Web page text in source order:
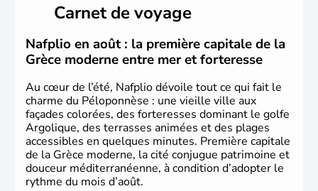
l'invention des Jeux Olympiques en 776 avant J.C. Le 25
mars 1820 sonne le début de la Guerre d'indépendance,
aujourd'hui date de la fête nationale grecque. La Grèce
est définitivement reconnue comme état indépendant à
partir de 1830.
Carnet de voyage
Nafplio en août : la première capitale de la
Grèce moderne entre mer et forteresse
Au cœur de l’été, Nafplio dévoile tout ce qui fait le
charme du Péloponnèse : une vieille ville aux
façades colorées, des forteresses dominant le golfe
Argolique, des terrasses animées et des plages
accessibles en quelques minutes. Première capitale
de la Grèce moderne, la cité conjugue patrimoine et
douceur méditerranéenne, à condition d’adopter le
rythme du mois d’août.